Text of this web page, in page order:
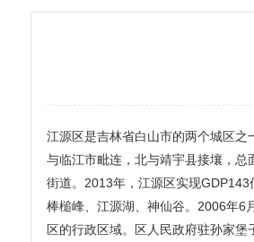
江源区是吉林省白山市的两个城区
与临江市毗连，北与靖宇县接壤，
街道。2013年，江源区实现
棒槌峰、江源湖、神仙谷。2006年6
区的行政区域。区人民政府驻孙家